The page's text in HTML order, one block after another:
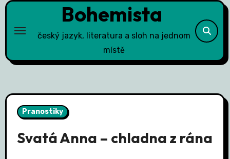
Skip
content
Bohemista
český jazyk, literatura a sloh na jednom
místě
Pranostiky
Svatá Anna – chladna z rána